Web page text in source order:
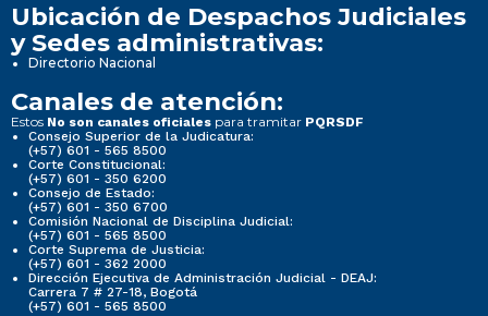
Ubicación de Despachos Judiciales
y Sedes administrativas:
Directorio Nacional
Canales de atención:
Estos No son canales oficiales para tramitar PQRSDF
Consejo Superior de la Judicatura:
(+57) 601 - 565 8500
Corte Constitucional:
(+57) 601 - 350 6200
Consejo de Estado:
(+57) 601 - 350 6700
Comisión Nacional de Disciplina Judicial:
(+57) 601 - 565 8500
Corte Suprema de Justicia:
(+57) 601 - 362 2000
Dirección Ejecutiva de Administración Judicial - DEAJ:
Carrera 7 # 27-18, Bogotá
(+57) 601 - 565 8500